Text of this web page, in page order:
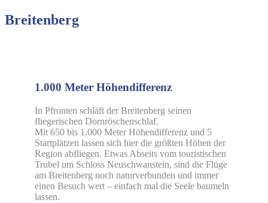
Breitenberg
1.000 Meter Höhendifferenz
In Pfronten schläft der Breitenberg seinen
fliegerischen Dornröschenschlaf.
Mit 650 bis 1.000 Meter Höhendifferenz und 5
Startplätzen lassen sich hier die größten Höhen der
Region abfliegen. Etwas Abseits vom touristischen
Trubel um Schloss Neuschwanstein, sind die Flüge
am Breitenberg noch naturverbunden und immer
einen Besuch wert – einfach mal die Seele baumeln
lassen.